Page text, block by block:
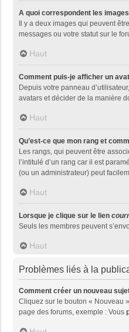
A quoi correspondent les
Il y a deux images qui peuvent
messages ou votre statut sur le
Haut
Comment puis-je afficher un
Depuis votre panneau
avatars et décider de la manière
Haut
Qu’est-ce que mon rang et
Les rangs, qui peuvent être
l’intitulé d’un rang car il est
(ou un administrateur) peut
Haut
Lorsque je clique sur le lien
Seuls les membres peuvent
Haut
Problèmes liés à la
Comment créer un nouveau
Cliquez sur le bouton « Nouveau
page des forums, exemple : Vous